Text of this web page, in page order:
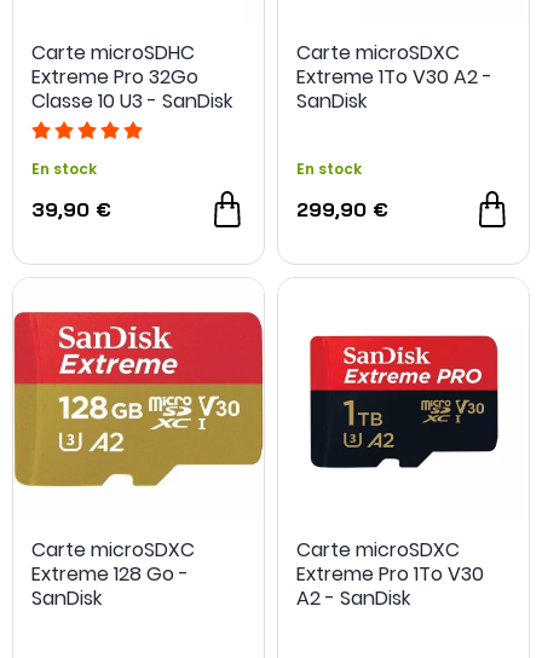
Carte microSDHC
Extreme Pro 32Go
Classe 10 U3 - SanDisk
En stock
39,90 €
Carte microSDXC
Extreme 1To V30 A2 -
SanDisk
En stock
299,90 €
Carte microSDXC
Extreme 128 Go -
SanDisk
Carte microSDXC
Extreme Pro 1To V30
A2 - SanDisk